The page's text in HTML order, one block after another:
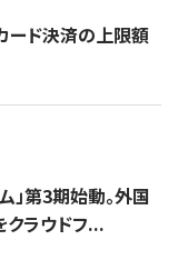
ード決済の上限額
」第3期始動。外国
ラウドフ...